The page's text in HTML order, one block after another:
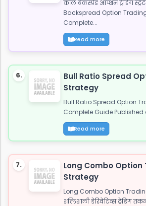
कॉल बैकस्प्रेड ऑप्शन ट्रेडिंग
Backspread Option
Complete...
Read more
6.
Bull Ratio Spread
Strategy
Bull Ratio Spread Option
Complete Guide Published
Read more
7.
Long Combo Option
Strategy
Long Combo Option
शक्तिशाली डेरिवेटिव्स ट्रेडिंग